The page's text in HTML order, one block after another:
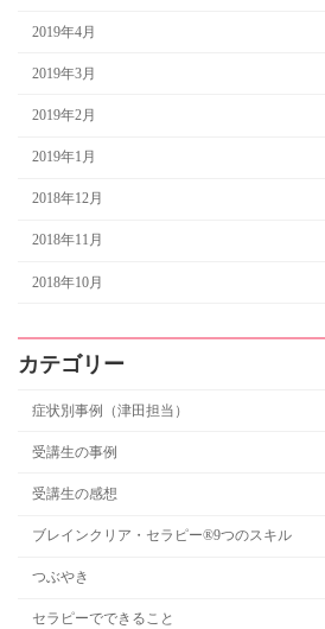
2019年4月
2019年3月
2019年2月
2019年1月
2018年12月
2018年11月
2018年10月
カテゴリー
症状別事例（津田担当）
受講生の事例
受講生の感想
ブレインクリア・セラピー®9つのスキル
つぶやき
セラピーでできること